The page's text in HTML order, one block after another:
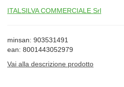
ITALSILVA COMMERCIALE Srl
minsan: 903531491
ean: 8001443052979
Vai alla descrizione prodotto